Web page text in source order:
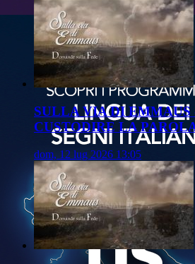
SULLA VIA DI EMMAUS
CUSTODIRE LA
dom, 12 lug 2026 13:05